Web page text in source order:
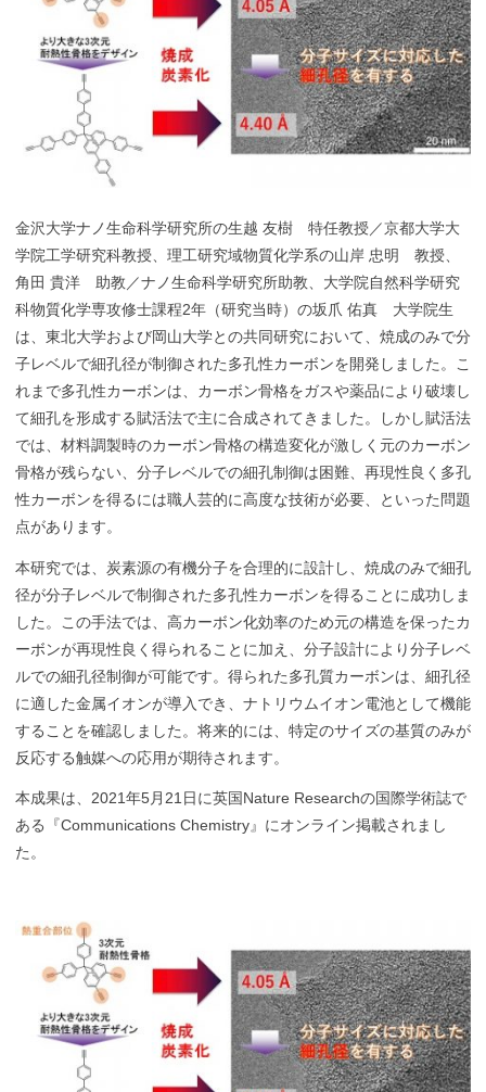
金沢大学ナノ生命科学研究所の生越 友樹 特任教授／京都大学大
学院工学研究科教授、理工研究域物質化学系の山岸 忠明 教授、
角田 貴洋 助教／ナノ生命科学研究所助教、大学院自然科学研究
科物質化学専攻修士課程2年（研究当時）の坂爪 佑真 大学院生
は、東北大学および岡山大学との共同研究において、焼成のみで分
子レベルで細孔径が制御された多孔性カーボンを開発しました。こ
れまで多孔性カーボンは、カーボン骨格をガスや薬品により破壊し
て細孔を形成する賦活法で主に合成されてきました。しかし賦活法
では、材料調製時のカーボン骨格の構造変化が激しく元のカーボン
骨格が残らない、分子レベルでの細孔制御は困難、再現性良く多孔
性カーボンを得るには職人芸的に高度な技術が必要、といった問題
点があります。
本研究では、炭素源の有機分子を合理的に設計し、焼成のみで細孔
径が分子レベルで制御された多孔性カーボンを得ることに成功しま
した。この手法では、高カーボン化効率のため元の構造を保ったカ
ーボンが再現性良く得られることに加え、分子設計により分子レベ
ルでの細孔径制御が可能です。得られた多孔質カーボンは、細孔径
に適した金属イオンが導入でき、ナトリウムイオン電池として機能
することを確認しました。将来的には、特定のサイズの基質のみが
反応する触媒への応用が期待されます。
本成果は、2021年5月21日に英国Nature Researchの国際学術誌で
ある『Communications Chemistry』にオンライン掲載されまし
た。